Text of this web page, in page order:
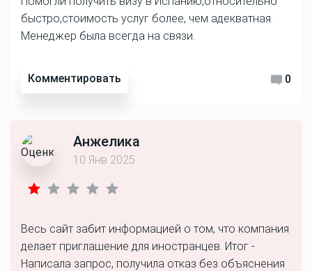
быстро,стоимость услуг более, чем адекватная.
Менеджер была всегда на связи.
Комментировать 0
Анжелика
10 Янв 2025
Весь сайт забит информацией о том, что компания
делает приглашение для иностранцев. Итог -
Написала запрос, получила отказ без объяснения